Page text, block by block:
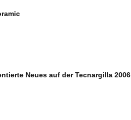
Neues auf der Tecnargilla 2006